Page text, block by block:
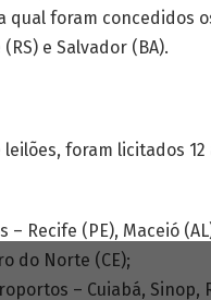
qual foram concedidos
e Salvador (BA).
leilões, foram licitados
Recife (PE), Maceió
do Norte (CE);
– Cuiabá, Sinop,